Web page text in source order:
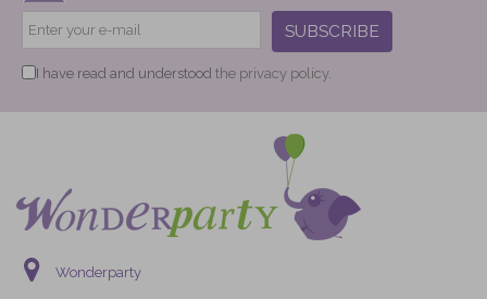
SUBSCRIBE
I have read and understood the privacy policy.
Wonderparty